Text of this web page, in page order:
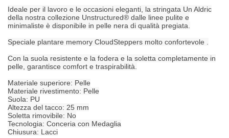
Ideale per il lavoro e le occasioni eleganti, la stringata Un Aldric
della nostra collezione Unstructured® dalle linee pulite e
minimaliste è disponibile in pelle nera di qualità pregiata.
Speciale plantare memory CloudSteppers molto confortevole .
Con la suola resistente e la fodera e la soletta completamente in
pelle, garantisce comfort e traspirabilità.
Materiale superiore: Pelle
Materiale rivestimento: Pelle
Suola: PU
Altezza del tacco: 25 mm
Soletta rimovibile: No
Tecnologia: Conceria con Medaglia
Chiusura: Lacci